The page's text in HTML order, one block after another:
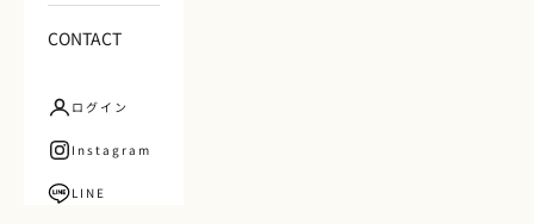
CONTACT
ログイン
Instagram
LINE